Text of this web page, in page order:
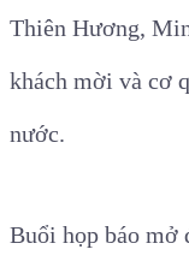
Thiên Hương,
khách mời và cơ
nước.
Buổi họp báo mở